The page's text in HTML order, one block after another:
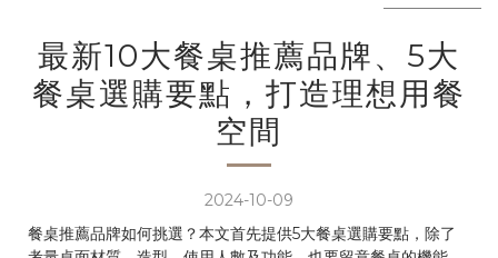
最新10大餐桌推薦品牌、5大
餐桌選購要點，打造理想用餐
空間
2024-10-09
餐桌推薦品牌如何挑選？本文首先提供5大餐桌選購要點，除了